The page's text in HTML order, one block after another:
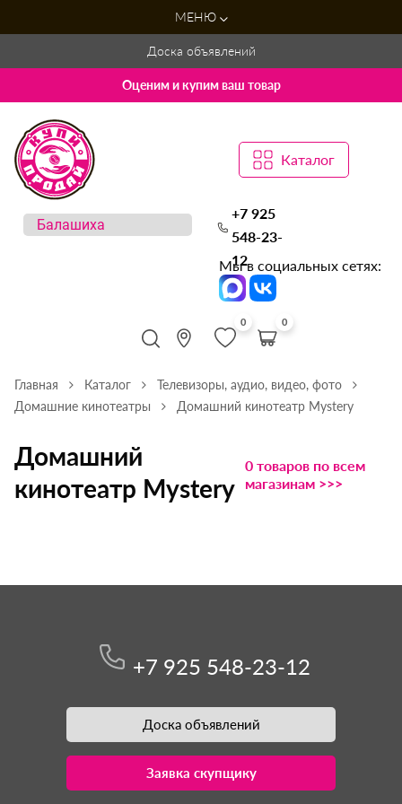
МЕНЮ
Доска объявлений
Оценим и купим ваш товар
Каталог
+7 925
548-23-
12
Мы в социальных сетях:
0 0
Главная Каталог
Телевизоры, аудио, видео, фото
Домашние кинотеатры
Домашний кинотеатр Mystery
Домашний
кинотеатр Mystery
0 товаров по всем
магазинам >>>
+7 925 548-23-12
Доска объявлений
Заявка скупщику